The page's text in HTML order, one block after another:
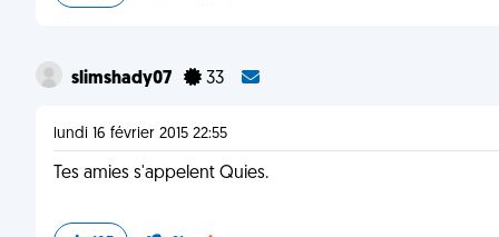
slimshady07 33
lundi 16 février 2015 22:55
Tes amies s'appelent Quies.